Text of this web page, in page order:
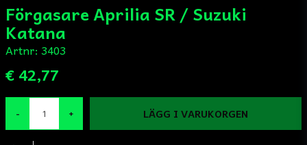
Förgasare Aprilia SR / Suzuki
Katana
Artnr: 3403
€ 42,77
- + LÄGG I VARUKORGEN